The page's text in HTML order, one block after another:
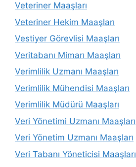
Veteriner Maaşları
Veteriner Hekim Maaşları
Vestiyer Görevlisi Maaşları
Veritabanı Mimarı Maaşları
Verimlilik Uzmanı Maaşları
Verimlilik Mühendisi Maaşları
Verimlilik Müdürü Maaşları
Veri Yönetimi Uzmanı Maaşları
Veri Yönetim Uzmanı Maaşları
Veri Tabanı Yöneticisi Maaşları